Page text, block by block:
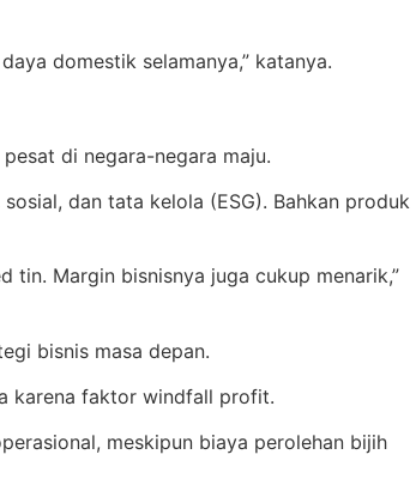
domestik selamanya,” katanya.
di negara-negara maju.
dan tata kelola (ESG). Bahkan produk
tin. Margin bisnisnya juga cukup menarik,”
bisnis masa depan.
karena faktor windfall profit.
meskipun biaya perolehan bijih